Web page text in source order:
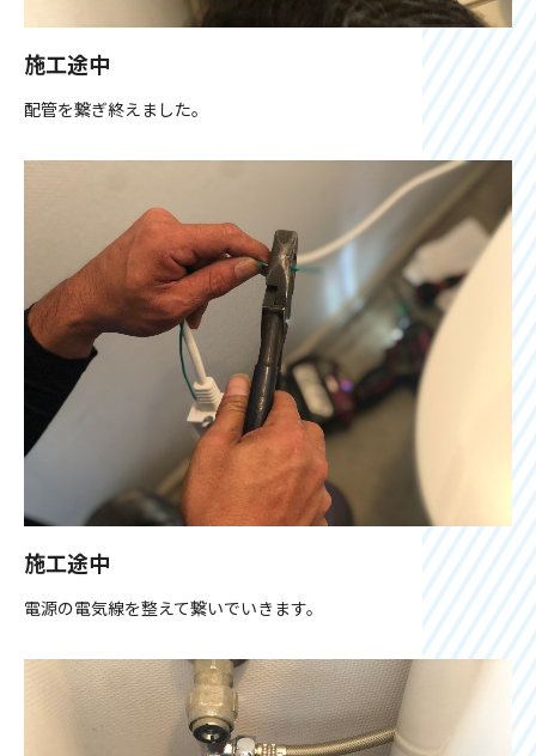
施工途中
配管を繋ぎ終えました。
施工途中
電源の電気線を整えて繋いでいきます。